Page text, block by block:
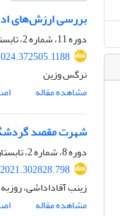
بررسی ارزش‌های
دوره 11، شماره 2، تابستان 1403، صفحه
نرگس وزین
مشاهده مقاله
شهرت مقصد
دوره 8، شماره 2، تابستان 1400، صفحه
زینب آقاداداشی،
مشاهده مقاله